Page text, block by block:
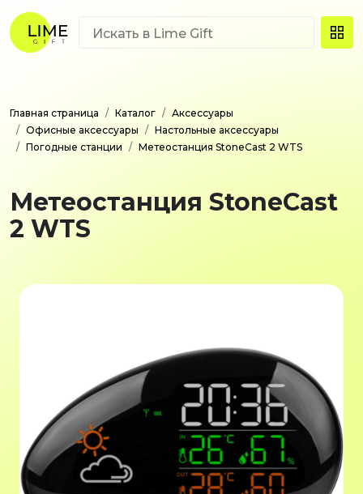
Главная страница Каталог
Аксессуары
Офисные аксессуары
Настольные аксессуары
Погодные станции
Метеостанция StoneCast 2 WTS
Метеостанция StoneCast
2 WTS